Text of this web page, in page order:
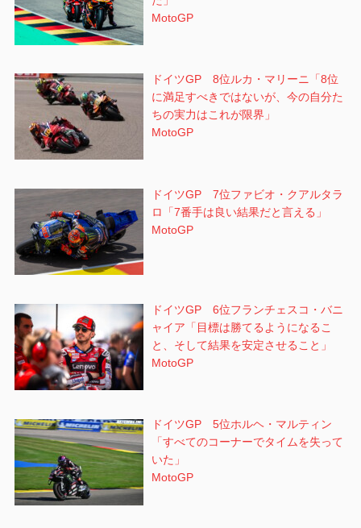
MotoGP
ドイツGP 8位ルカ・マリーニ「8位
に満足すべきではないが、今の自分た
ちの実力はこれが限界」
MotoGP
ドイツGP 7位ファビオ・クアルタラ
ロ「7番手は良い結果だと言える」
MotoGP
ドイツGP 6位フランチェスコ・バニ
ャイア「目標は勝てるようになるこ
と、そして結果を安定させること」
MotoGP
ドイツGP 5位ホルヘ・マルティン
「すべてのコーナーでタイムを失って
いた」
MotoGP